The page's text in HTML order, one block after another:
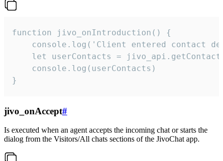
function jivo_onIntroduction() {
console.log('Client entered contact
let userContacts =
    console.log(userContacts)
}
jivo_onAccept#
Is executed when an agent accepts the incoming chat or starts the
dialog from the Visitors/All chats sections of the JivoChat app.